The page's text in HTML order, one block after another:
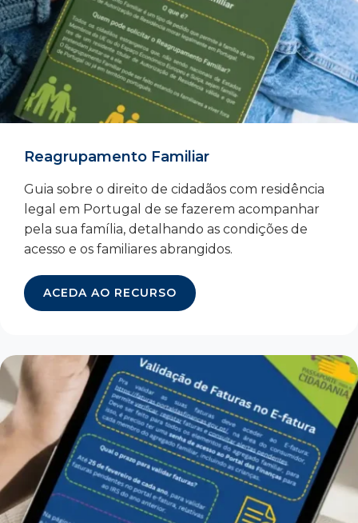
Reagrupamento Familiar
Guia sobre o direito de cidadãos com residência
legal em Portugal de se fazerem acompanhar
pela sua família, detalhando as condições de
acesso e os familiares abrangidos.
ACEDA AO RECURSO